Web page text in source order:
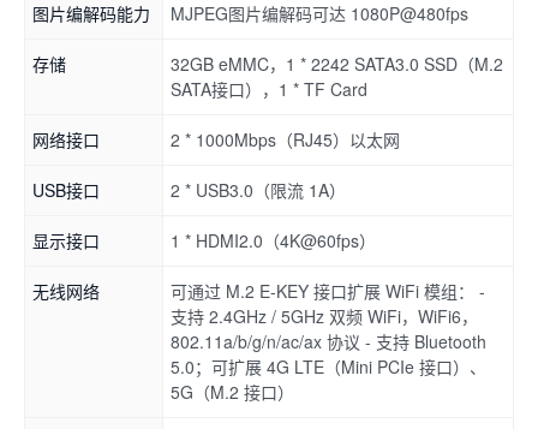
图片编解码能力 MJPEG图片编解码可达 1080P@480fps
存储
32GB eMMC，1 * 2242 SATA3.0 SSD（M.2
SATA接口），1 * TF Card
网络接口 2 * 1000Mbps（RJ45）以太网
USB接口 2 * USB3.0（限流 1A）
显示接口 1 * HDMI2.0（4K@60fps）
无线网络
可通过 M.2 E-KEY 接口扩展 WiFi 模组： -
支持 2.4GHz / 5GHz 双频 WiFi，WiFi6，
802.11a/b/g/n/ac/ax 协议 - 支持 Bluetooth
5.0；可扩展 4G LTE（Mini PCIe 接口）、
5G（M.2 接口）